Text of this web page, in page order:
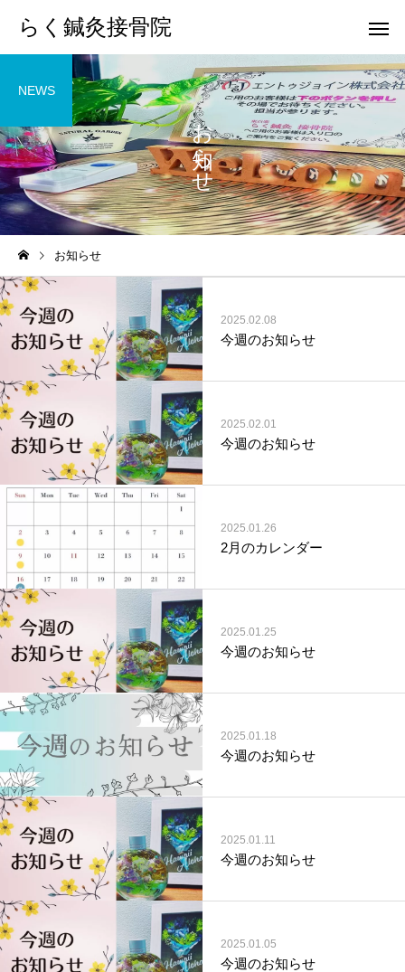
らく鍼灸接骨院
KB Finger パーフェクト
骨盤調整
お知らせ
NEWS
お知らせ
2025.02.08
今週のお知らせ
2025.02.01
今週のお知らせ
2025.01.26
2月のカレンダー
2025.01.25
今週のお知らせ
2025.01.18
今週のお知らせ
2025.01.11
今週のお知らせ
2025.01.05
今週のお知らせ